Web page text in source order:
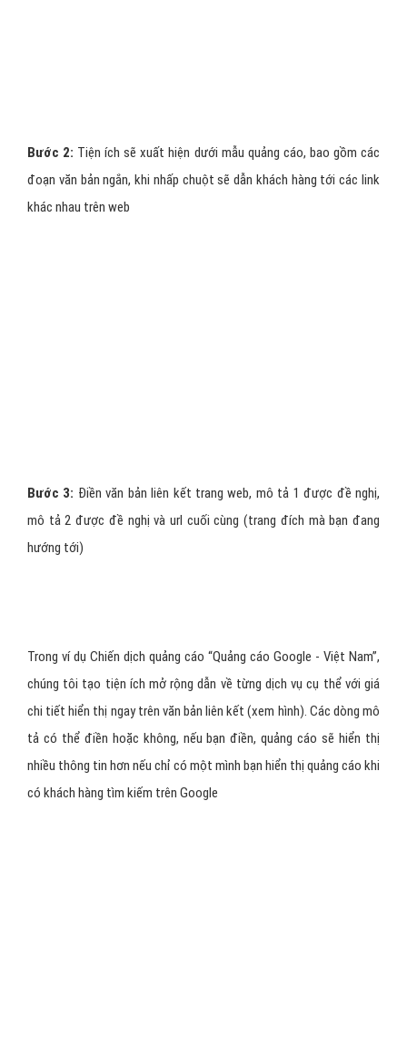
Bước 2: Tiện ích sẽ xuất hiện dưới mẫu quảng cáo, bao gồm các
đoạn văn bản ngắn, khi nhấp chuột sẽ dẫn khách hàng tới các link
khác nhau trên web
Bước 3: Điền văn bản liên kết trang web, mô tả 1 được đề nghị,
mô tả 2 được đề nghị và url cuối cùng (trang đích mà bạn đang
hướng tới)
Trong ví dụ Chiến dịch quảng cáo “Quảng cáo Google - Việt Nam”,
chúng tôi tạo tiện ích mở rộng dẫn về từng dịch vụ cụ thể với giá
chi tiết hiển thị ngay trên văn bản liên kết (xem hình). Các dòng mô
tả có thể điền hoặc không, nếu bạn điền, quảng cáo sẽ hiển thị
nhiều thông tin hơn nếu chỉ có một mình bạn hiển thị quảng cáo khi
có khách hàng tìm kiếm trên Google